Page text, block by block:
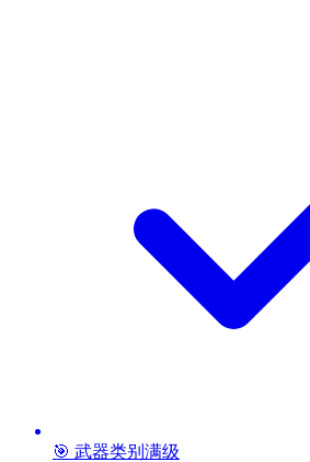
🎯 武器类别满级